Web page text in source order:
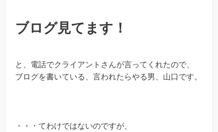
ブログ見てます！
と、電話でクライアントさんが言ってくれたので、
ブログを書いている、言われたらやる男、山口です。
・・・てわけではないのですが、